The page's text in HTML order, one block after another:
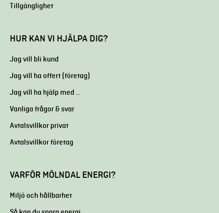
Tillgänglighet
HUR KAN VI HJÄLPA DIG?
Jag vill bli kund
Jag vill ha offert (företag)
Jag vill ha hjälp med …
Vanliga frågor & svar
Avtalsvillkor privat
Avtalsvillkor företag
VARFÖR MÖLNDAL ENERGI?
Miljö och hållbarhet